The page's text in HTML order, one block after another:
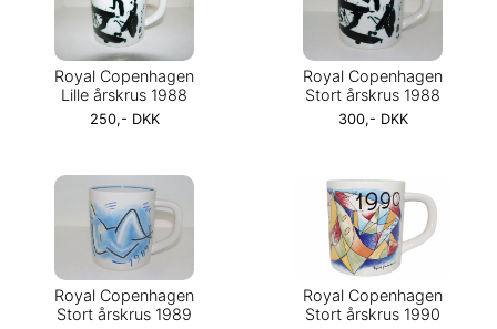
Royal Copenhagen
Lille årskrus 1988
250,- DKK
Royal Copenhagen
Stort årskrus 1988
300,- DKK
Royal Copenhagen
Stort årskrus 1989
Royal Copenhagen
Stort årskrus 1990